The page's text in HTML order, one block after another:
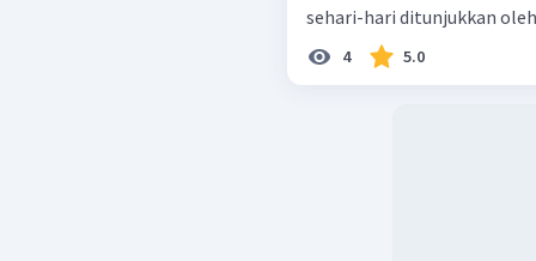
sehari-hari ditunjukkan
4 5.0